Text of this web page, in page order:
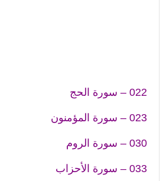
022 – سورة الحج
023 – سورة المؤمنون
030 – سورة الروم
033 – سورة الأحزاب